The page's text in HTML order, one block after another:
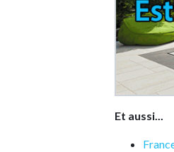
Et aussi...